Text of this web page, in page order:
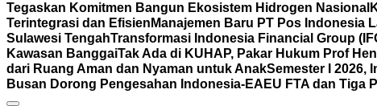
Tegaskan Komitmen Bangun Ekosistem Hidrogen Nasional
Terintegrasi dan Efisien Manajemen Baru PT Pos Indonesia
Sulawesi TengahTransformasi Indonesia Financial Group
Kawasan BanggaiTak Ada di KUHAP, Pakar Hukum Prof
dari Ruang Aman dan Nyaman untuk AnakSemester I 2026,
Busan Dorong Pengesahan Indonesia-EAEU FTA dan Tiga